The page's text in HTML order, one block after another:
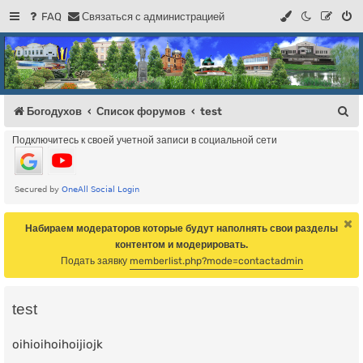
FAQ Связаться с администрацией
Регистрация
Форум Богодухова
Богодухов
Богодухов Список форумов test
Подключитесь к своей учетной записи в социальной сети
Набираем модераторов которые будут наполнять свои разделы
контентом и модерировать.
Подать заявку memberlist.php?mode=contactadmin
test
oihioihoihoijiojk